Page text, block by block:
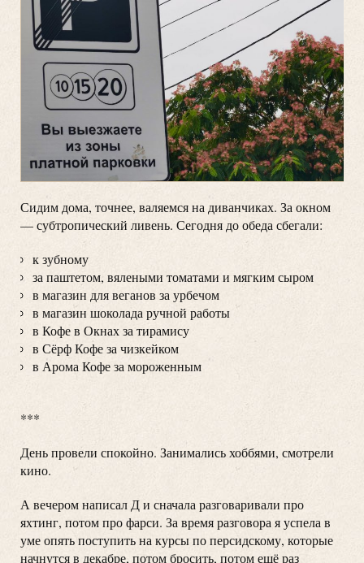
Сидим дома, точнее, валяемся на диванчиках. За окном
— субтропический ливень. Сегодня до обеда сбегали:
к зубному
за паштетом, вялеными томатами и мягким сыром
в магазин для веганов за урбечом
в магазин шоколада ручной работы
в Кофе в Окнах за тирамису
в Сёрф Кофе за чизкейком
в Арома Кофе за мороженным
***
День провели спокойно. Занимались хоббями, смотрели
кино.
А вечером написал Д и сначала разговаривали про
яхтинг, потом про фарси. За время разговора я успела в
уме опять поступить на курсы по персидскому, которые
начнутся в декабре, потом бросить, потом ещё раз